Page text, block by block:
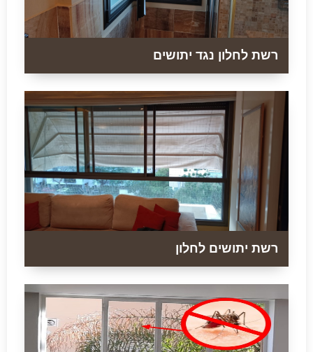
רשת לחלון נגד יתושים
רשת יתושים לחלון